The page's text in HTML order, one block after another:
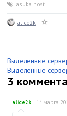
asuka.host
alice2k
Выделенные
Выделенные
3
alice2k 14 марта